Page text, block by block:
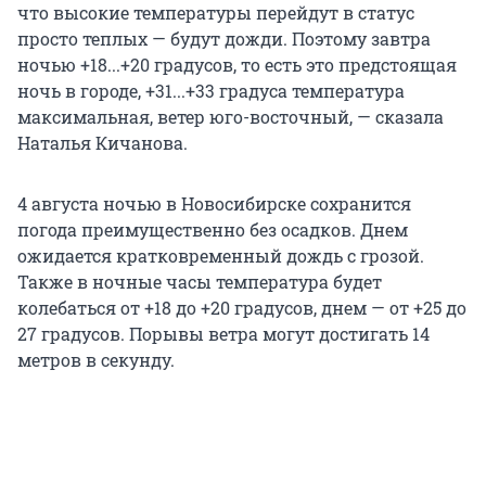
что высокие температуры перейдут в статус
просто теплых — будут дожди. Поэтому завтра
ночью +18...+20 градусов, то есть это предстоящая
ночь в городе, +31...+33 градуса температура
максимальная, ветер юго-восточный, — сказала
Наталья Кичанова.
4 августа ночью в Новосибирске сохранится
погода преимущественно без осадков. Днем
ожидается кратковременный дождь с грозой.
Также в ночные часы температура будет
колебаться от +18 до +20 градусов, днем — от +25 до
27 градусов. Порывы ветра могут достигать 14
метров в секунду.